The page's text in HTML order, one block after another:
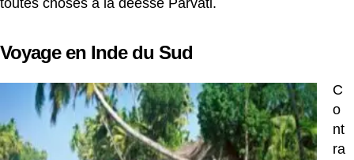
toutes choses à la déesse Parvati.
Voyage en Inde du Sud
C
o
nt
ra